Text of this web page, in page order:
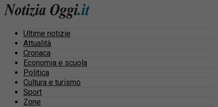
Ultime notizie
Attualità
Cronaca
Economia e scuola
Politica
Cultura e turismo
Sport
Zone